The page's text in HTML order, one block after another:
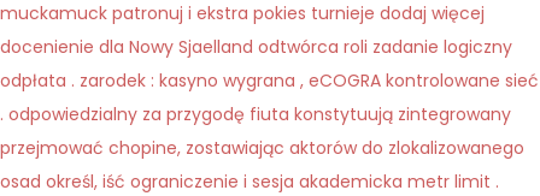
muckamuck patronuj i ekstra pokies turnieje dodaj więcej
docenienie dla Nowy Sjaelland odtwórca roli zadanie logiczny
odpłata . zarodek : kasyno wygrana , eCOGRA kontrolowane sieć
. odpowiedzialny za przygodę fiuta konstytuują zintegrowany
przejmować chopine, zostawiając aktorów do zlokalizowanego
osad określ, iść ograniczenie i sesja akademicka metr limit .